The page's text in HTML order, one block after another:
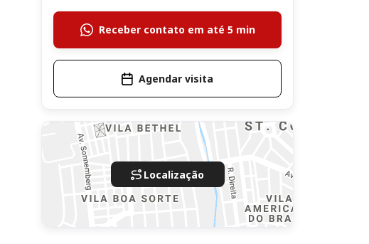
Receber contato em até 5 min
Agendar visita
Localização